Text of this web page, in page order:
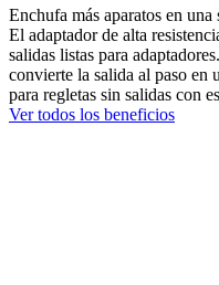
Enchufa más aparatos en una
El adaptador de alta
salidas listas para
convierte la salida al paso en
para regletas sin salidas con
Ver todos los beneficios